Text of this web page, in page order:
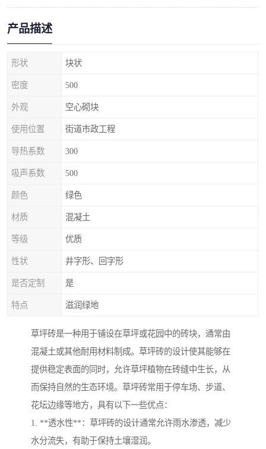
产品描述
形状 块状
密度 500
外观 空心砌块
使用位置 街道市政工程
导热系数 300
吸声系数 500
颜色 绿色
材质 混凝土
等级 优质
性状 井字形、回字形
是否定制 是
特点 滋润绿地
草坪砖是一种用于铺设在草坪或花园中的砖块，通常由
混凝土或其他耐用材料制成。草坪砖的设计使其能够在
提供稳定表面的同时，允许草坪植物在砖缝中生长，从
而保持自然的生态环境。草坪砖常用于停车场、步道、
花坛边缘等地方，具有以下一些优点：
1. **透水性**：草坪砖的设计通常允许雨水渗透，减少
水分流失，有助于保持土壤湿润。